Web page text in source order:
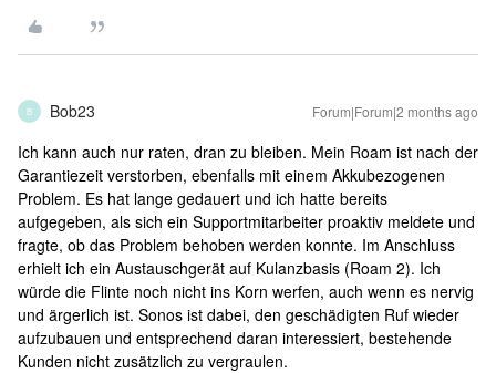
B Bob23 Forum|Forum|2 months ago
Ich kann auch nur raten, dran zu bleiben. Mein Roam ist nach der
Garantiezeit verstorben, ebenfalls mit einem Akkubezogenen
Problem. Es hat lange gedauert und ich hatte bereits
aufgegeben, als sich ein Supportmitarbeiter proaktiv meldete und
fragte, ob das Problem behoben werden konnte. Im Anschluss
erhielt ich ein Austauschgerät auf Kulanzbasis (Roam 2). Ich
würde die Flinte noch nicht ins Korn werfen, auch wenn es nervig
und ärgerlich ist. Sonos ist dabei, den geschädigten Ruf wieder
aufzubauen und entsprechend daran interessiert, bestehende
Kunden nicht zusätzlich zu vergraulen.